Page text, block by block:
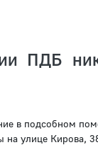
ПДБ
в подсобном
на улице Кирова,